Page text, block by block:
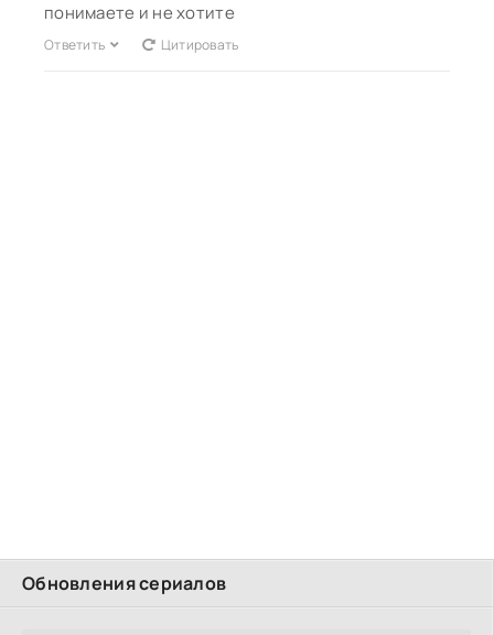
Обновления сериалов
понимаете и не хотите
Ответить Цитировать